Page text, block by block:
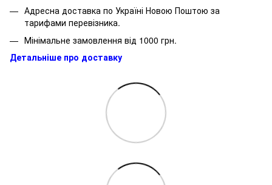
Адресна доставка по Україні Новою Поштою за
тарифами перевізника.
Мінімальне замовлення від 1000 грн.
Детальніше про доставку